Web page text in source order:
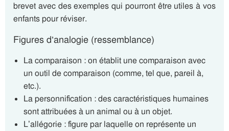
brevet avec des exemples qui pourront être utiles à vos
enfants pour réviser.
Figures d’analogie (ressemblance)
La comparaison : on établit une comparaison avec
un outil de comparaison (comme, tel que, pareil à,
etc.).
La personnification : des caractéristiques humaines
sont attribuées à un animal ou à un objet.
L’allégorie : figure par laquelle on représente un